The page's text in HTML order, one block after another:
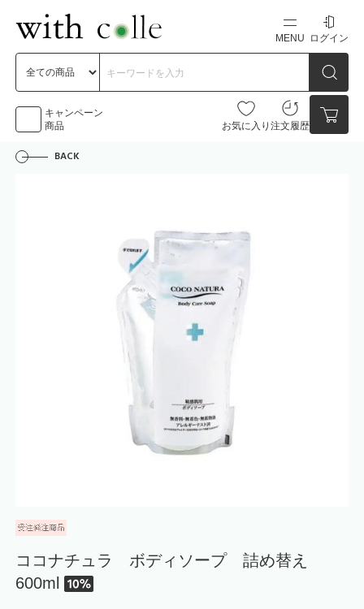
MENU
新規会員登録
ログイン
キャンペーン
商品
お気に入り 注文履歴
カートの中身を見る
BACK
ココナチュラ ボディソープ 詰め替え
600ml